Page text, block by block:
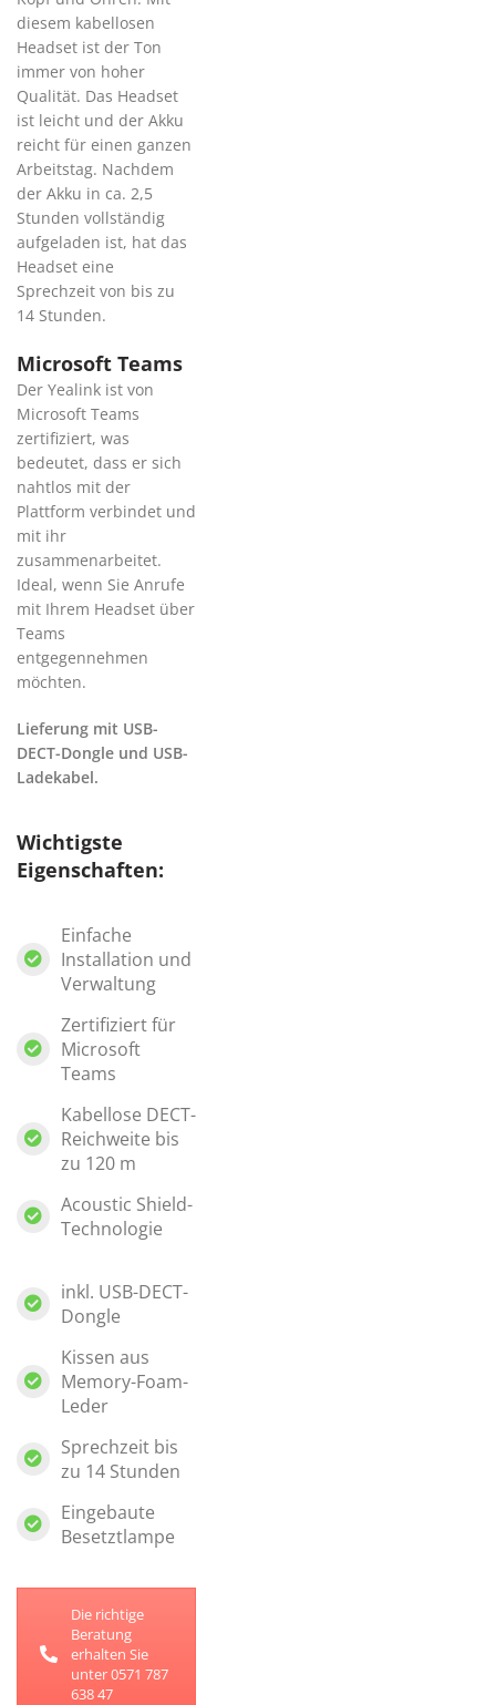
diesem kabellosen
Headset ist der Ton
immer von hoher
Qualität. Das Headset
ist leicht und der Akku
reicht für einen ganzen
Arbeitstag. Nachdem
der Akku in ca. 2,5
Stunden vollständig
aufgeladen ist, hat das
Headset eine
Sprechzeit von bis zu
14 Stunden.
Microsoft Teams
Der Yealink ist von
Microsoft Teams
zertifiziert, was
bedeutet, dass er sich
nahtlos mit der
Plattform verbindet und
mit ihr
zusammenarbeitet.
Ideal, wenn Sie Anrufe
mit Ihrem Headset über
Teams
entgegennehmen
möchten.
Lieferung mit USB-
DECT-Dongle und USB-
Ladekabel.
Wichtigste
Eigenschaften:
Einfache
Installation und
Verwaltung
Zertifiziert für
Microsoft
Teams
Kabellose DECT-
Reichweite bis
zu 120 m
Acoustic Shield-
Technologie
inkl. USB-DECT-
Dongle
Kissen aus
Memory-Foam-
Leder
Sprechzeit bis
zu 14 Stunden
Eingebaute
Besetztlampe
Die richtige
Beratung
erhalten Sie
unter 0571 787
638 47